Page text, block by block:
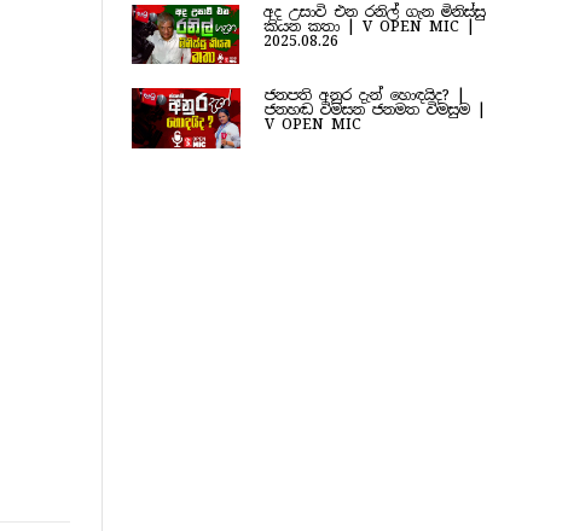
අද උසාවි එන රනිල් ගැන මිනිස්සු
කියන කතා | V OPEN MIC |
2025.08.26
ජනපති අනුර දැන් හොඳයිද? |
ජනහඬ විමසන ජනමත විමසුම |
V OPEN MIC